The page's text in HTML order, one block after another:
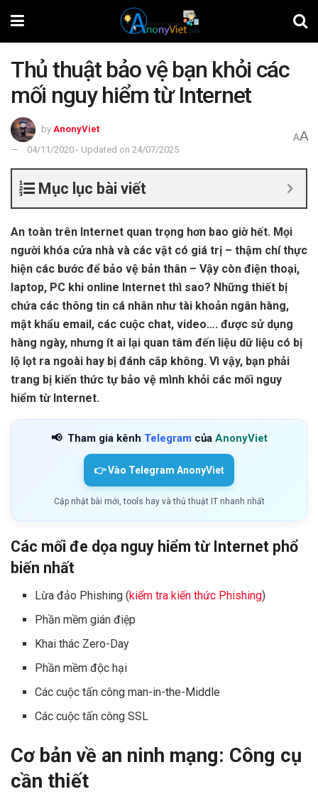
Thủ thuật bảo vệ bạn khỏi các
mối nguy hiểm từ Internet
by AnonyViet
04/11/2020 - Updated on 24/07/2025
AA
Mục lục bài viết
An toàn trên Internet quan trọng hơn bao giờ hết. Mọi
người khóa cửa nhà và các vật có giá trị – thậm chí thực
hiện các bước để bảo vệ bản thân – Vậy còn điện thoại,
laptop, PC khi online Internet thì sao? Những thiết bị
chứa các thông tin cá nhân như tài khoản ngân hàng,
mật khẩu email, các cuộc chat, video…. được sử dụng
hàng ngày, nhưng ít ai lại quan tâm đến liệu dữ liệu có bị
lộ lọt ra ngoài hay bị đánh cắp không. Vì vậy, bạn phải
trang bị kiến thức tự bảo vệ mình khỏi các mối nguy
hiểm từ Internet.
📢 Tham gia kênh Telegram của AnonyViet
👉 Vào Telegram AnonyViet
Cập nhật bài mới, tools hay và thủ thuật IT nhanh nhất
Các mối đe dọa nguy hiểm từ Internet phổ
biến nhất
Lừa đảo Phishing (kiểm tra kiến thức Phishing)
Phần mềm gián điệp
Khai thác Zero-Day
Phần mềm độc hại
Các cuộc tấn công man-in-the-Middle
Các cuộc tấn công SSL
Cơ bản về an ninh mạng: Công cụ
cần thiết